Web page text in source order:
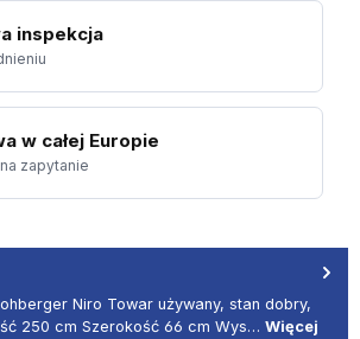
inspekcja
w całej Europie
zapytanie
Niro Towar używany, stan dobry,
250 cm Szerokość 66 cm Wys… Więcej